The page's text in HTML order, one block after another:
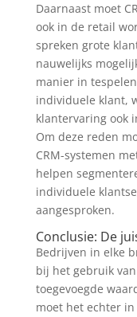
Daarnaast moet
ook in de retail
spreken grote
nauwelijks
manier in
individuele klant,
klantervaring ook
Om deze reden
CRM-systemen
helpen
individuele
aangesproken.
Conclusie: De
Bedrijven in elke
bij het gebruik
toegevoegde
moet het echter in